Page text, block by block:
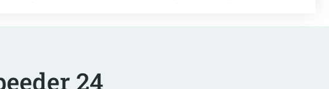
24